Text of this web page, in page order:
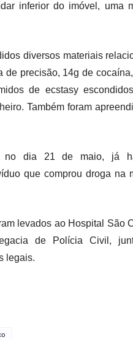
inferior do imóvel, uma
diversos materiais
de precisão, 14g de
de ecstasy
Também foram
no dia 21 de maio, já
que comprou droga na
levados ao Hospital São
de Polícia Civil,
legais.​